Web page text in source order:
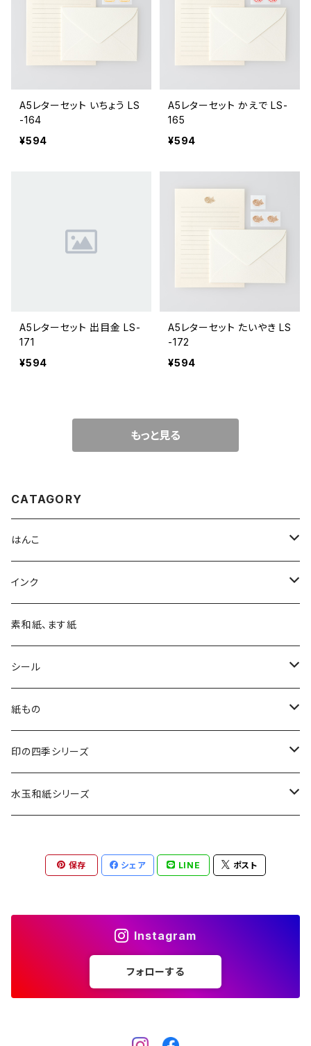
A5レターセット いちょう LS
-164
¥594
A5レターセット かえで LS-
165
¥594
A5レターセット 出目金 LS-
171
¥594
A5レターセット たいやき LS
-172
¥594
もっと見る
CATAGORY
はんこ
四季の印
四季の印・こばこ
木印
文字印
インク
アートニックS
デリカータ
バーサカラー
素和紙、ます紙
シール
四季シール
紙もの
カード・はがき
カード
好日はがき
レターセット・便箋
水玉レターセット
和便箋
和封筒
金封・ぽち袋
水玉和紙金封
水玉和紙ぽち袋
キラ引き簾の目
印の四季シリーズ
四季の印
四季シール
好日はがき
図柄入りA5レターセット
水玉和紙シリーズ
水玉和紙金封
水玉和紙ぽち袋
保存 シェア LINE ポスト
Instagram
フォローする